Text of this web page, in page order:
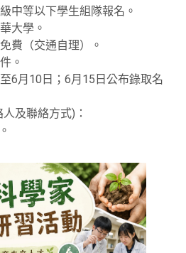
中等以下學生組隊報名。
大學。
費（交通自理）。
。
6月10日；6月15日公布錄取名
及聯絡方式)：